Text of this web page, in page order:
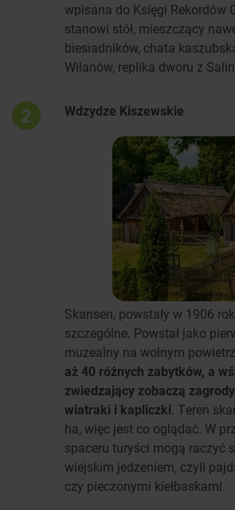
wpisana do Księgi Rekordów
stanowi stół, mieszczący
biesiadników, chata
Wilanów, replika dworu z
2 Wdzydze Kiszewskie
Skansen, powstały w 1906
szczególne. Powstał jako
muzealny na wolnym
aż 40 różnych zabytków, a
zwiedzający zobaczą
wiatraki i kapliczki. Teren
ha, więc jest co oglądać. W
spaceru turyści mogą raczyć
wiejskim jedzeniem, czyli
czy pieczonymi kiełbaskami.